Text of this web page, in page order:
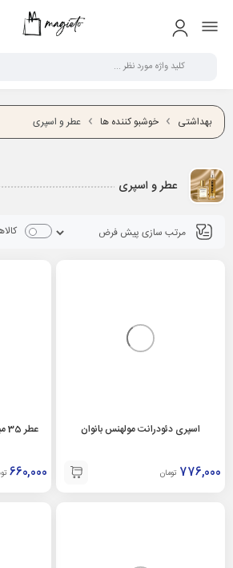
بهداشتی خوشبو کننده ها عطر و اسپری
عطر و اسپری
اسپری دئودرانت مولهنس بانوان
776,000 تومان
عطر 35 میل مولهنس مخصوص آقایان
660,000